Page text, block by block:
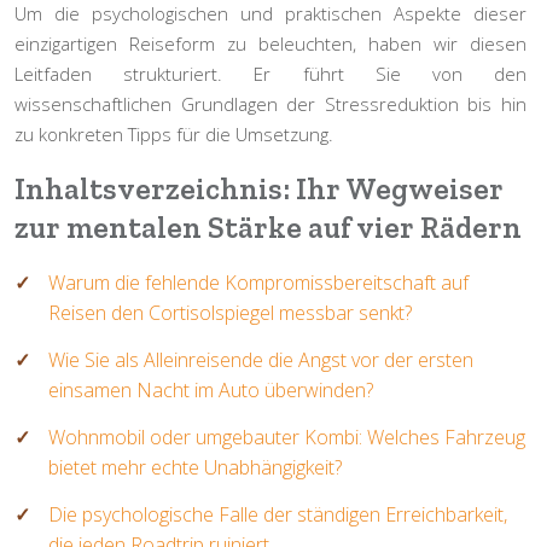
Um die psychologischen und praktischen Aspekte dieser
einzigartigen Reiseform zu beleuchten, haben wir diesen
Leitfaden strukturiert. Er führt Sie von den
wissenschaftlichen Grundlagen der Stressreduktion bis hin
zu konkreten Tipps für die Umsetzung.
Inhaltsverzeichnis: Ihr Wegweiser
zur mentalen Stärke auf vier Rädern
Warum die fehlende Kompromissbereitschaft auf
Reisen den Cortisolspiegel messbar senkt?
Wie Sie als Alleinreisende die Angst vor der ersten
einsamen Nacht im Auto überwinden?
Wohnmobil oder umgebauter Kombi: Welches Fahrzeug
bietet mehr echte Unabhängigkeit?
Die psychologische Falle der ständigen Erreichbarkeit,